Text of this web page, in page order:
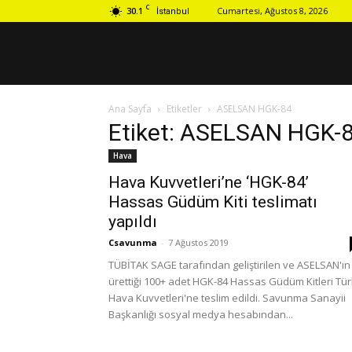
30.1 C İstanbul Cumartesi, Ağustos 8, 2026
Ana Sayfa Etiketler ASELSAN HGK-84
Etiket: ASELSAN HGK-
Hava
Hava Kuvvetleri’ne ‘HGK-84’
Hassas Güdüm Kiti teslimatı
yapıldı
Csavunma - 7 Ağustos 2019
TÜBİTAK SAGE tarafından geliştirilen ve ASELSAN'ın
ürettiği 100+ adet HGK-84 Hassas Güdüm Kitleri
Hava Kuvvetleri'ne teslim edildi. Savunma Sanayii
Başkanlığı sosyal medya hesabından...